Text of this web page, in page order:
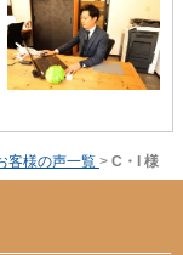
客様の声一覧 > C・I 様